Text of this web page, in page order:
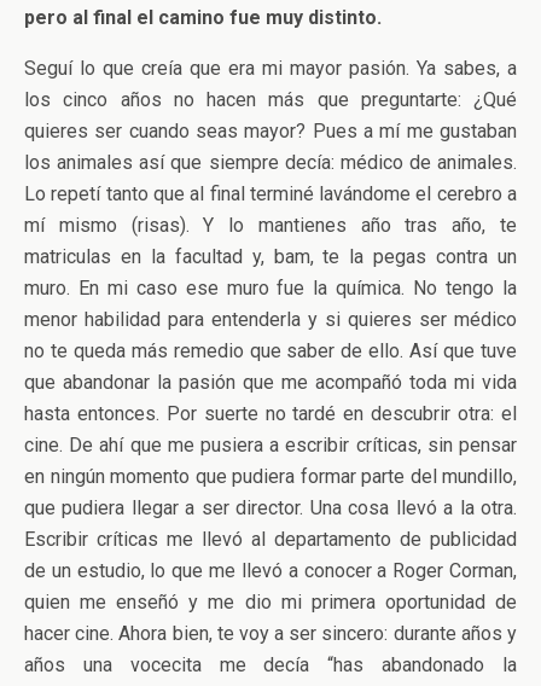
pero al final el camino fue muy distinto.
Seguí lo que creía que era mi mayor pasión. Ya sabes, a
los cinco años no hacen más que preguntarte: ¿Qué
quieres ser cuando seas mayor? Pues a mí me gustaban
los animales así que siempre decía: médico de animales.
Lo repetí tanto que al final terminé lavándome el cerebro a
mí mismo (risas). Y lo mantienes año tras año, te
matriculas en la facultad y, bam, te la pegas contra un
muro. En mi caso ese muro fue la química. No tengo la
menor habilidad para entenderla y si quieres ser médico
no te queda más remedio que saber de ello. Así que tuve
que abandonar la pasión que me acompañó toda mi vida
hasta entonces. Por suerte no tardé en descubrir otra: el
cine. De ahí que me pusiera a escribir críticas, sin pensar
en ningún momento que pudiera formar parte del mundillo,
que pudiera llegar a ser director. Una cosa llevó a la otra.
Escribir críticas me llevó al departamento de publicidad
de un estudio, lo que me llevó a conocer a Roger Corman,
quien me enseñó y me dio mi primera oportunidad de
hacer cine. Ahora bien, te voy a ser sincero: durante años y
años una vocecita me decía “has abandonado la